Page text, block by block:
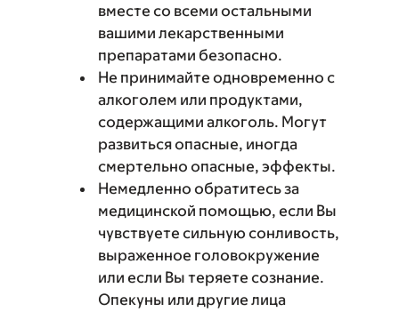
вместе со всеми остальными
вашими лекарственными
препаратами безопасно.
Не принимайте одновременно с
алкоголем или продуктами,
содержащими алкоголь. Могут
развиться опасные, иногда
смертельно опасные, эффекты.
Немедленно обратитесь за
медицинской помощью, если Вы
чувствуете сильную сонливость,
выраженное головокружение
или если Вы теряете сознание.
Опекуны или другие лица